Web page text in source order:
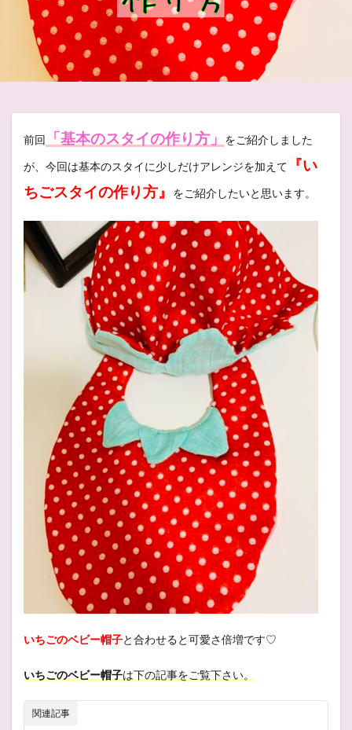
前回 「基本のスタイの作り方」
をご紹介しました
が、今回は基本のスタイに少しだけアレンジを加えて
『い
ちごスタイの作り方』
をご紹介したいと思います。
いちごのベビー帽子と合わせると可愛さ倍増です♡
いちごのベビー帽子は下の記事をご覧下さい。
関連記事